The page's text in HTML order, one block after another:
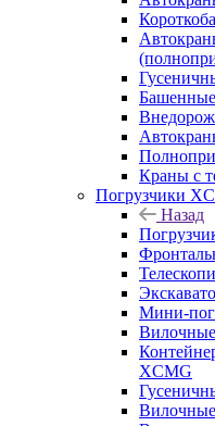
Краны с
Погрузчики
Назад
Мини-
XCMG